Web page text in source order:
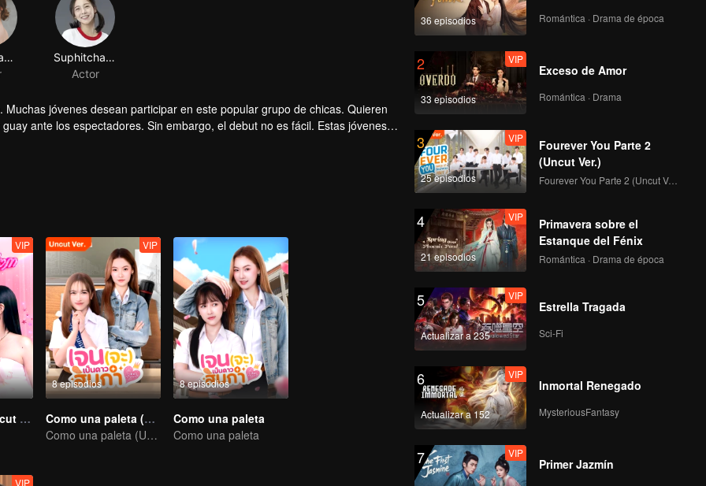
Chonnikan Netjui
Suphitcha Subannaphong
Actor
jóvenes desean participar en este popular grupo de chicas. Quieren
ante los espectadores. Sin embargo, el debut no es fácil. Estas jóvenes y
6 años. La vida de su generación no tiene nada que ver con ellas. Es casi
VIP
Queendom (Uncut Ver.)
8 episodios
VIP
Como una paleta (Uncut Ver.)
Como una paleta (Uncut Ver.)
8 episodios
Como una paleta
Como una paleta
VIP
36 episodios Romántica · Drama de época
2
33 episodios
VIP
Exceso de Amor
Romántica · Drama
3
25 episodios
VIP
Fourever You Parte 2
(Uncut Ver.)
Fourever You Parte 2 (Uncut Ver.)
4
21 episodios
VIP
Primavera sobre el
Estanque del Fénix
Romántica · Drama de época
5
Actualizar a 235
VIP
Estrella Tragada
Sci-Fi
6
Actualizar a 152
VIP
Inmortal Renegado
MysteriousFantasy
7 VIP
Primer Jazmín